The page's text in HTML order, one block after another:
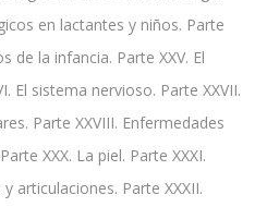
en lactantes y niños. Parte
de la infancia. Parte XXV. El
El sistema nervioso. Parte XXVII.
Parte XXVIII. Enfermedades
XXX. La piel. Parte XXXI.
articulaciones. Parte XXXII.